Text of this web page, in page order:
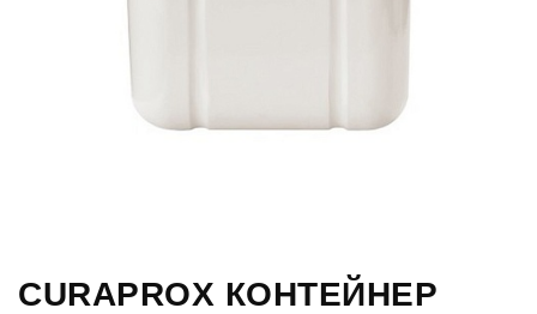
CURAPROX КОНТЕЙНЕР